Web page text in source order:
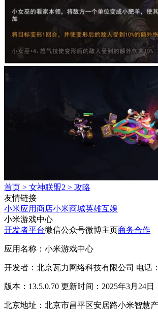
首页 > 女神联盟2 > 攻略
友情链接
小米应用商店小米商城英雄互娱
小米游戏中心
开发者平台微信公众号微博主页商务合作
应用名称：小米游戏中心
开发者：北京瓦力网络科技有限公司 电话
版本：13.5.0.70 更新时间：2025年3月24日
北京地址：北京市昌平区安居路小米智慧